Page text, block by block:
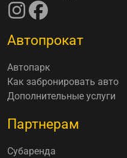
Автопрокат
Автопарк
Как забронировать авто
Дополнительные услуги
Партнерам
Субаренда